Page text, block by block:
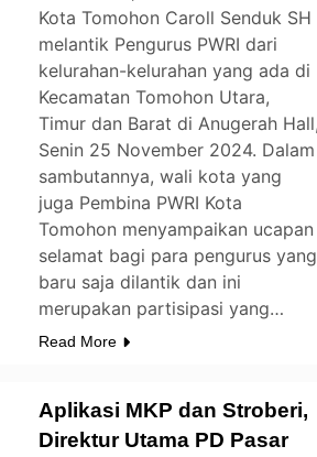
Kota Tomohon Caroll Senduk SH
melantik Pengurus PWRI dari
kelurahan-kelurahan yang ada di
Kecamatan Tomohon Utara,
Timur dan Barat di Anugerah
Senin 25 November 2024. Dalam
sambutannya, wali kota yang
juga Pembina PWRI Kota
Tomohon menyampaikan ucapan
selamat bagi para pengurus yang
baru saja dilantik dan ini
merupakan partisipasi yang…
Read More
Aplikasi MKP dan Stroberi,
Direktur Utama PD Pasar